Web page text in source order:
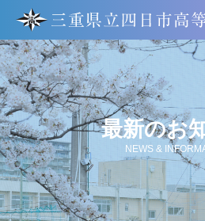
最新のお
NEWS &